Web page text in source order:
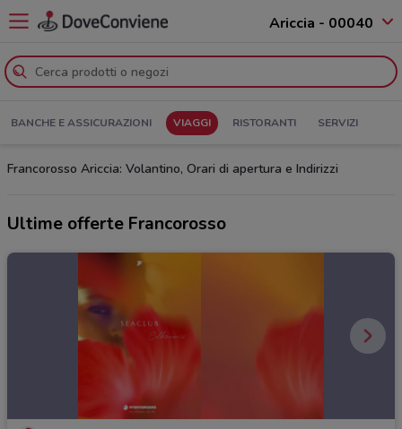
Ariccia - 00040
BANCHE E ASSICURAZIONI VIAGGI RISTORANTI SERVIZI
Francorosso Ariccia: Volantino, Orari di apertura e Indirizzi
Ultime offerte Francorosso